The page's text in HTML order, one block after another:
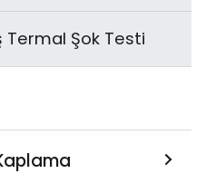
Termal Şok Testi